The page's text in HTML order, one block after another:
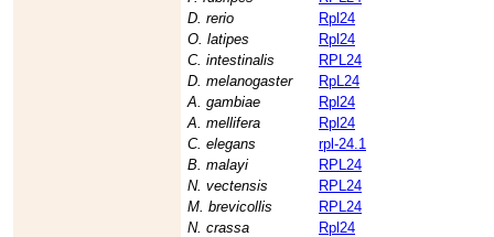
D. rerio
Rpl24
O. latipes
Rpl24
C. intestinalis
RPL24
D. melanogaster
RpL24
A. gambiae
Rpl24
A. mellifera
Rpl24
C. elegans
rpl-24.1
B. malayi
RPL24
N. vectensis
RPL24
M. brevicollis
RPL24
N. crassa
Rpl24